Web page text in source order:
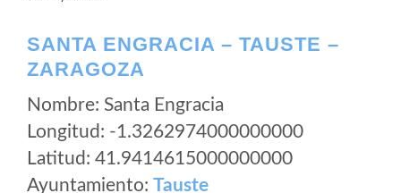
SANTA ENGRACIA – TAUSTE –
ZARAGOZA
Nombre: Santa Engracia
Longitud: -1.3262974000000000
Latitud: 41.9414615000000000
Ayuntamiento: Tauste